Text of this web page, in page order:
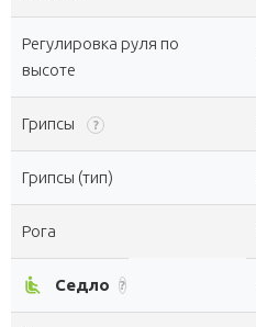
Регулировка руля по
высоте
Грипсы ?
Грипсы (тип)
Рога
airline_seat_recline_normal Седло ?